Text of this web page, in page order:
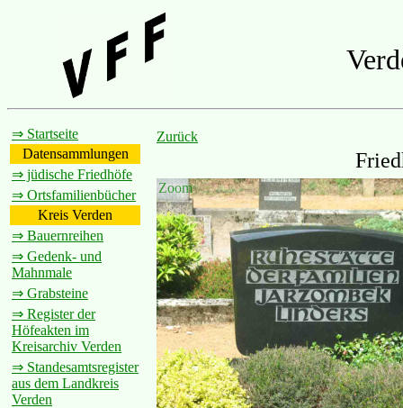
⇒ Startseite
Datensammlungen
⇒ jüdische Friedhöfe
⇒ Ortsfamilienbücher
Kreis Verden
⇒ Bauernreihen
⇒ Gedenk- und
Mahnmale
⇒ Grabsteine
⇒ Register der
Höfeakten im
Kreisarchiv Verden
⇒ Standesamtsregister
aus dem Landkreis
Verden
Zurück
Zoom